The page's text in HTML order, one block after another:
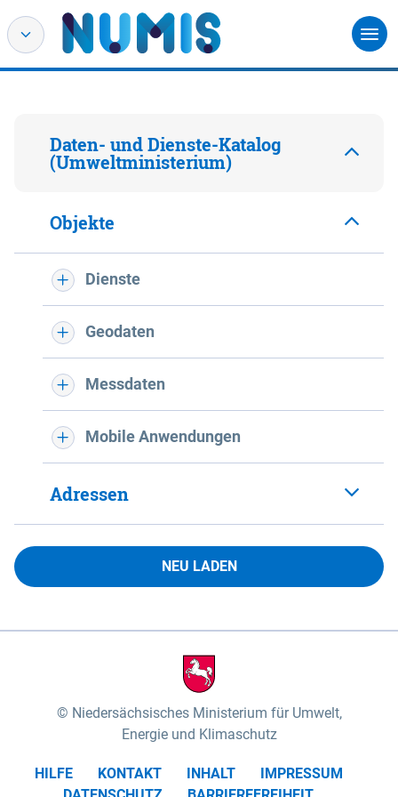
Daten- und Dienste-Katalog
(Umweltministerium)
Objekte
Dienste
Geodaten
Messdaten
Mobile Anwendungen
Adressen
NEU LADEN
Niedersächsisches Ministerium für Umwelt,
Energie und Klimaschutz
HILFE KONTAKT INHALT
IMPRESSUM